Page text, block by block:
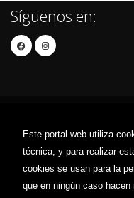
Este portal web utiliza
técnica, y para realizar
cookies se usan para la
que en ningún caso
Síguenos en:
Contacto